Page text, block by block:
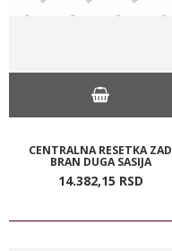
CENTRALNA RESETKA ZAD
BRAN DUGA SASIJA
14.382,15 RSD